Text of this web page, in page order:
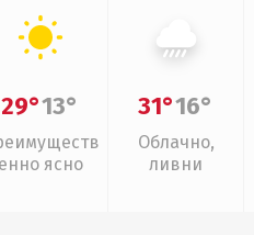
29°13°
енно ясно
31°16°
Облачно,
ливни